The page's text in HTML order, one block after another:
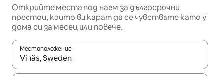
Открийте места под наем за дългосрочни
престои, които ви карат да се чувствате като у
дома си за месец или повече.
Местоположение
Когато резултатите се покажат, използвайте